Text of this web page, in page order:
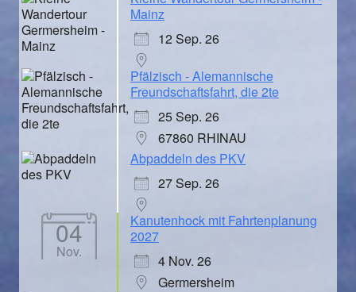
Mainz
12 Sep. 26
Pfälzisch - Alemannische
Freundschaftsfahrt, die 2te
25 Sep. 26
67860 RHINAU
Abpaddeln des PKV
27 Sep. 26
04
Nov.
Kanutenhock mit Fahrtenplanung
2027
4 Nov. 26
Germersheim